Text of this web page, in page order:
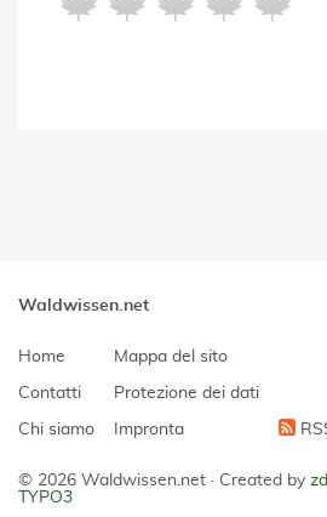
Waldwissen.net
Home
Contatti
Chi siamo
Mappa del sito
Protezione dei dati
Impronta
© 2026 Waldwissen.net · Created by
TYPO3